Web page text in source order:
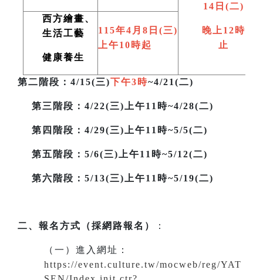
14日(二)
晚上12時
止
西方繪畫、
生活工藝
健康養生
115年4月8日(三)
上午10時起
第二階段 ：4/15(三)下午3時~4/21(二)
第三階段 ：4/22(三)上午11時~4/28(二)
第四階段：4/29(三)上午11時~5/5(二)
第五階段：5/6(三)上午11時~5/12(二)
第六階段：5/13(三)上午11時~5/19(二)
二、報名方式（採網路報名） ：
（一）進入網址 ：
https://event.culture.tw/mocweb/reg/YAT